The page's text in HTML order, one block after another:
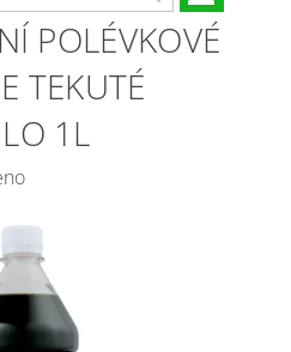
POLÉVKOVÉ
TEKUTÉ
1L